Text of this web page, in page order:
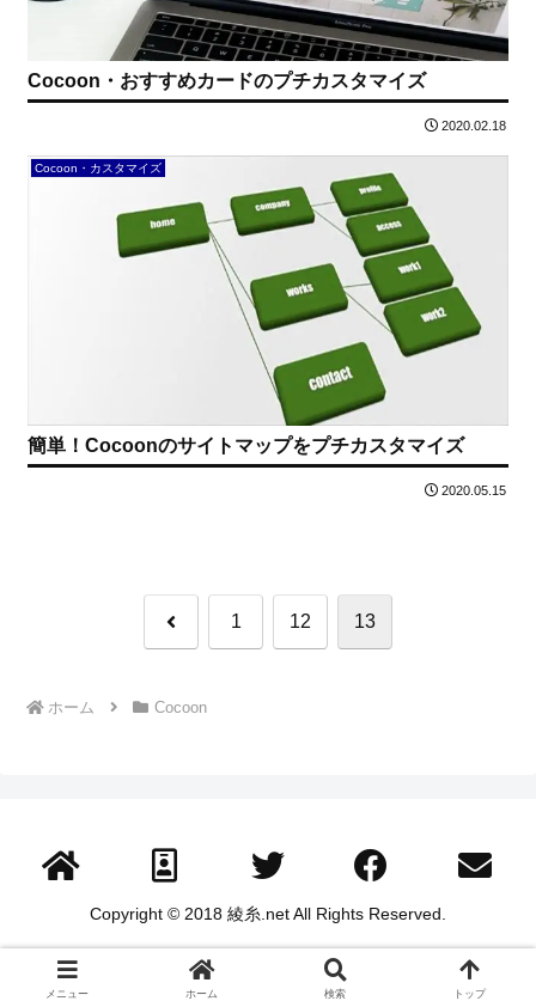
Cocoon・おすすめカードのプチカスタマイズ
2020.02.18
Cocoon・カスタマイズ
簡単！Cocoonのサイトマップをプチカスタマイズ
2020.05.15
前 1 12 13
ホーム Cocoon
Copyright © 2018 綾糸.net All Rights Reserved.
メニュー ホーム 検索 トップ